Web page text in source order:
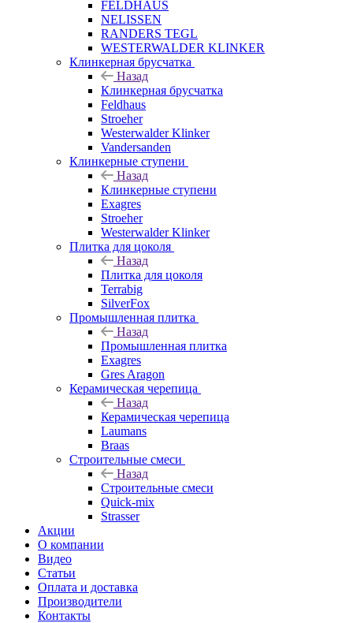
FELDHAUS
NELISSEN
RANDERS TEGL
WESTERWALDER KLINKER
Клинкерная брусчатка
Назад
Клинкерная брусчатка
Feldhaus
Stroeher
Westerwalder Klinker
Vandersanden
Клинкерные ступени
Назад
Клинкерные ступени
Exagres
Stroeher
Westerwalder Klinker
Плитка для цоколя
Назад
Плитка для цоколя
Terrabig
SilverFox
Промышленная плитка
Назад
Промышленная плитка
Exagres
Gres Aragon
Керамическая черепица
Назад
Керамическая черепица
Laumans
Braas
Строительные смеси
Назад
Строительные смеси
Quick-mix
Strasser
Акции
О компании
Видео
Статьи
Оплата и доставка
Производители
Контакты